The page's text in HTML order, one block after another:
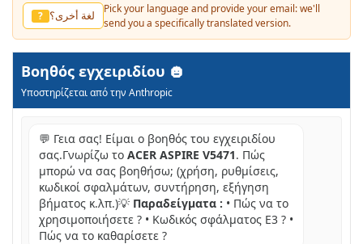
? لغة أخرى؟
Pick your language and provide your email: we'll
send you a specifically translated version.
Βοηθός εγχειριδίου
Υποστηρίζεται από την Anthropic
💬 Γεια σας! Είμαι ο βοηθός του εγχειριδίου
σας.Γνωρίζω το ACER ASPIRE V5471. Πώς
μπορώ να σας βοηθήσω; (χρήση, ρυθμίσεις,
κωδικοί σφαλμάτων, συντήρηση, εξήγηση
βήματος κ.λπ.)💡 Παραδείγματα : • Πώς να το
χρησιμοποιήσετε ? • Κωδικός σφάλματος E3 ? •
Πώς να το καθαρίσετε ?